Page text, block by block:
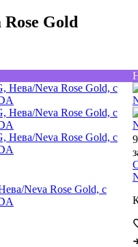
Gold
Neva Rose Gold, с